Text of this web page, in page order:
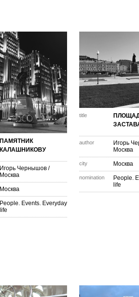
ПАМЯТНИК
КАЛАШНИКОВУ
Игорь Чернышов /
Москва
Москва
People. Events. Everyday
life
title
author Игорь
Москва
city Москва
nomination
People.
life